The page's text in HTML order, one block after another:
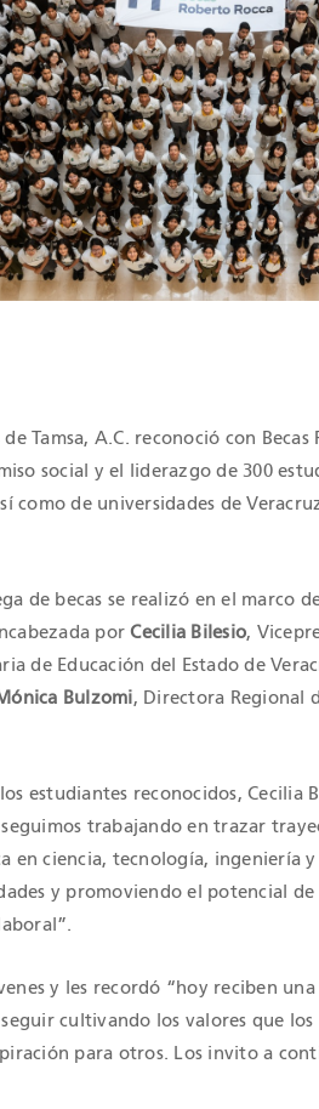
de Tamsa, A.C. reconoció con
social y el liderazgo de 300
como de universidades de
de becas se realizó en el marco
porCecilia Bilesio,
de Educación del Estado de
Bulzomi, Directora Regional
estudiantes reconocidos, Cecilia
seguimos trabajando en trazar
en ciencia, tecnología, ingeniería
y promoviendo el potencial de
y les recordó “hoy reciben
cultivando los valores que
para otros. Los invito a